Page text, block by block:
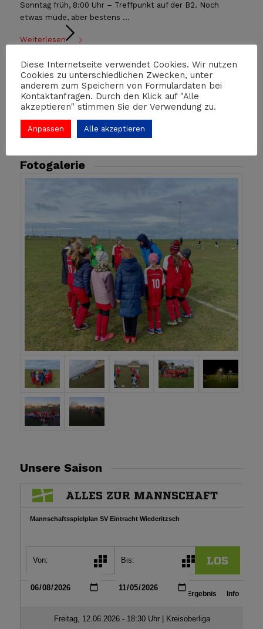
Sonntag früh, 8:00 Uhr – Treffpunkt auf der B2. Noch
etwas müde, aber bestens ...
Weiterlesen
Seite 3 von 9
1 3 5
Fotogalerie
Unsere Saison
Diese Internetseite verwendet Cookies. Wir nutzen
Cookies zu unterschiedlichen Zwecken, unter
anderem zum Speichern von Formulardaten bei
Kontaktanfragen. Durch den Klick auf "Alle
akzeptieren" stimmen Sie der Verwendung zu.
Anpassen Alle akzeptieren